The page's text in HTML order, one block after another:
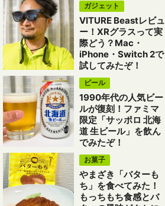
ガジェット
VITURE Beastレビュ
ー！XRグラスって実
際どう？Mac・
iPhone・Switch 2で
試してみたぞ！
ビール
1990年代の人気ビー
ルが復刻！ファミマ
限定「サッポロ 北海
道 生ビール」を飲ん
でみたぞ！
お菓子
やまざき「バターも
ち」を食べてみた！
もっちもち食感とバ